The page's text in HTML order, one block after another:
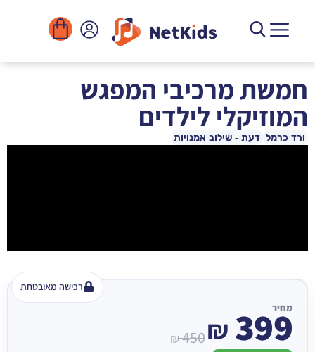
חמשת מרכיבי המפגש
המוזיקלי לילדים
ורד כרמל דעת - שילוב אמנויות
רכישה מאובטחת
מחיר
₪450₪ 399